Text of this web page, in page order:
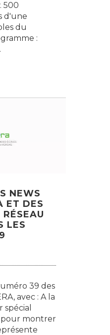
500
d'une
du
:
NEWS
ET DES
LES
39 des
avec : A la
spécial
pour montrer